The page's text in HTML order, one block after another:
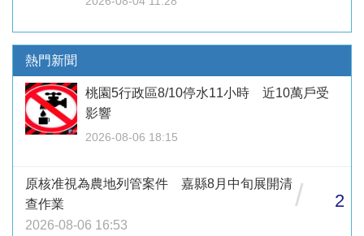
熱門新聞
桃園5行政區8/10停水11小時 近10萬戶受
影響
2026-08-06 18:15
原核准視為農地列管案件 嘉縣8月中旬展開清
查作業
2026-08-06 16:53
/ 2